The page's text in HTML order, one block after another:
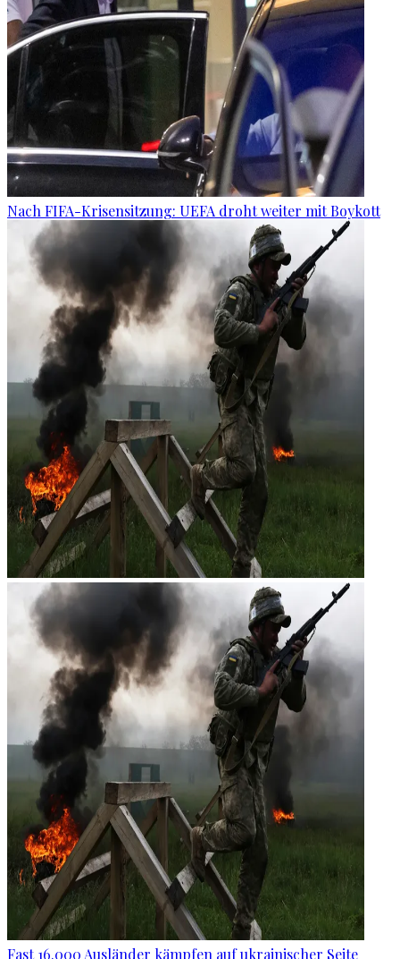
Nach FIFA-Krisensitzung: UEFA droht weiter mit Boykott
Fast 16.000 Ausländer kämpfen auf ukrainischer Seite